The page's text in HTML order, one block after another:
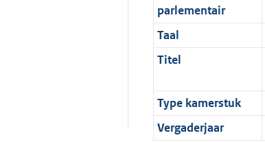
parlementair
Taal
Titel
Type kamerstuk
Vergaderjaar